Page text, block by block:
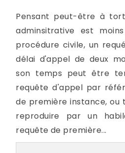
Pensant peut-être à
adminsitrative est
procédure civile, un
délai d'appel de deux
son temps peut être
requête d'appel par
de première instance, ou
reproduire par un
requête de première...